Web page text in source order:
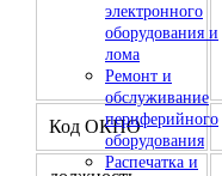
электронного
оборудования и
лома
Ремонт и
обслуживание
периферийного
оборудования
Распечатка и
Код ОКПО